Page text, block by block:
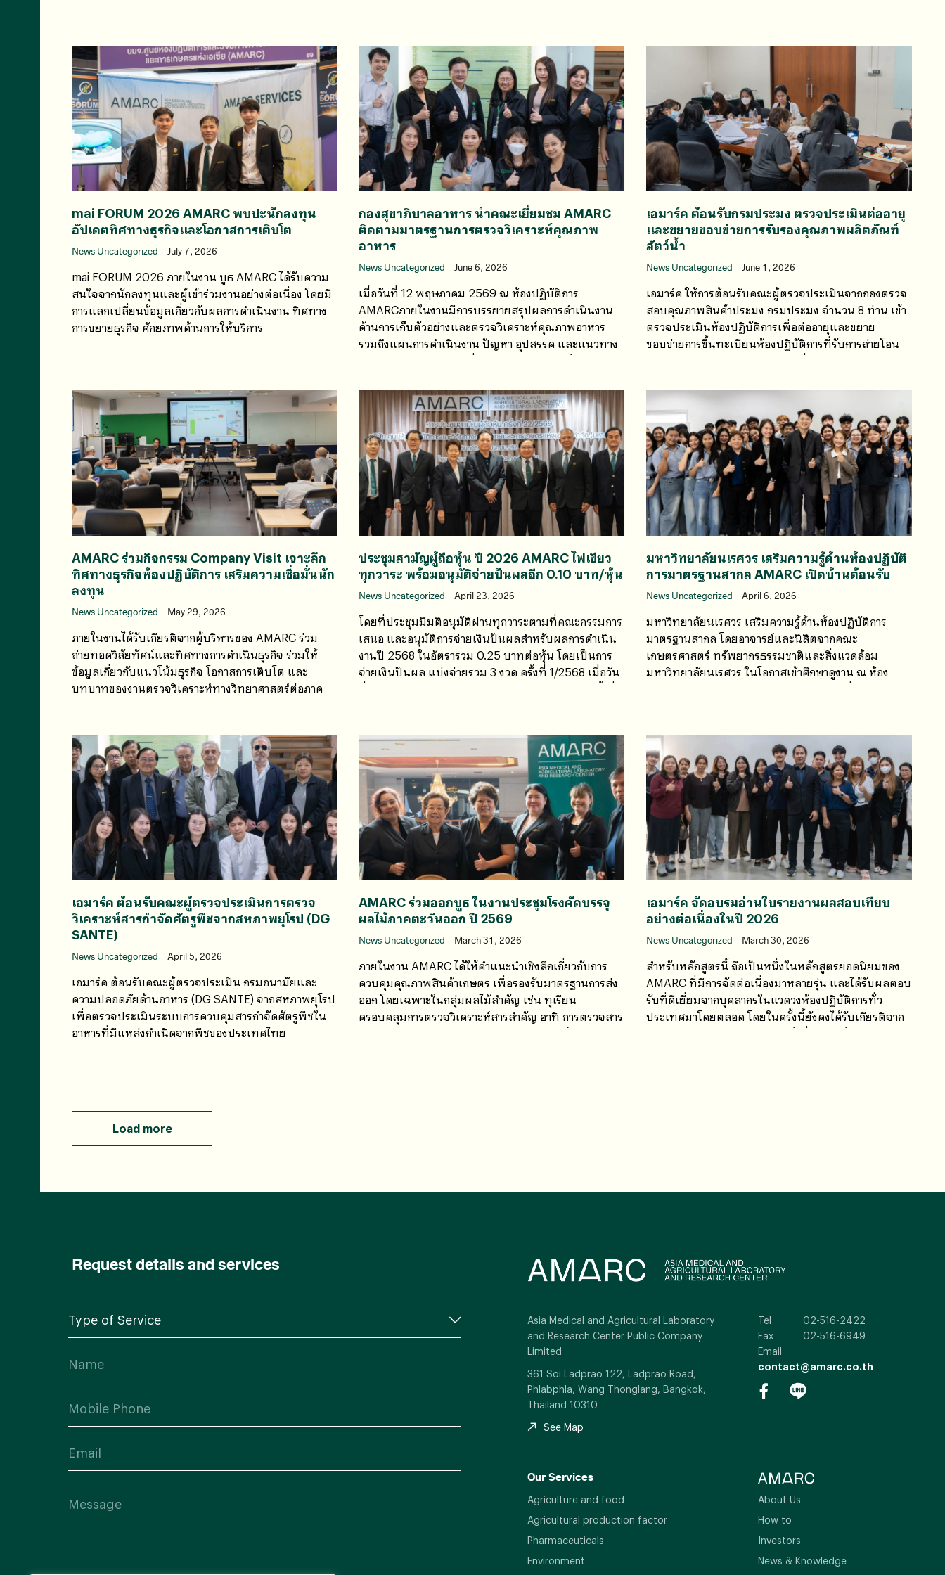
mai FORUM 2026 AMARC พบปะนักลงทุน
อัปเดตทิศทางธุรกิจและโอกาสการเติบโต
News Uncategorized July 7, 2026
mai FORUM 2026 ภายในงาน บูธ AMARC ได้รับความ
สนใจจากนักลงทุนและผู้เข้าร่วมงานอย่างต่อเนื่อง โดยมี
การแลกเปลี่ยนข้อมูลเกี่ยวกับผลการดำเนินงาน ทิศทาง
การขยายธุรกิจ ศักยภาพด้านการให้บริการ
กองสุขาภิบาลอาหาร นำคณะเยี่ยมชม AMARC
ติดตามมาตรฐานการตรวจวิเคราะห์คุณภาพ
อาหาร
News Uncategorized June 6, 2026
เมื่อวันที่ 12 พฤษภาคม 2569 ณ ห้องปฏิบัติการ
AMARCภายในงานมีการบรรยายสรุปผลการดำเนินงาน
ด้านการเก็บตัวอย่างและตรวจวิเคราะห์คุณภาพอาหาร
รวมถึงแผนการดำเนินงาน ปัญหา อุปสรรค และแนวทาง
การพัฒนางานร่วมกัน เพื่อยกระดับมาตรฐานด้านความ
เอมาร์ค ต้อนรับกรมประมง ตรวจประเมินต่ออายุ
และขยายขอบข่ายการรับรองคุณภาพผลิตภัณฑ์
สัตว์น้ำ
News Uncategorized June 1, 2026
เอมาร์ค ให้การต้อนรับคณะผู้ตรวจประเมินจากกองตรวจ
สอบคุณภาพสินค้าประมง กรมประมง จำนวน 8 ท่าน เข้า
ตรวจประเมินห้องปฏิบัติการเพื่อต่ออายุและขยาย
ขอบข่ายการขึ้นทะเบียนห้องปฏิบัติการที่รับการถ่ายโอน
ภารกิจจากกรมประมง ระหว่างวันที่ 7–8 พฤษภาคม
AMARC ร่วมกิจกรรม Company Visit เจาะลึก
ทิศทางธุรกิจห้องปฏิบัติการ เสริมความเชื่อมั่นนัก
ลงทุน
News Uncategorized May 29, 2026
ภายในงานได้รับเกียรติจากผู้บริหารของ AMARC ร่วม
ถ่ายทอดวิสัยทัศน์และทิศทางการดำเนินธุรกิจ ร่วมให้
ข้อมูลเกี่ยวกับแนวโน้มธุรกิจ โอกาสการเติบโต และ
บทบาทของงานตรวจวิเคราะห์ทางวิทยาศาสตร์ต่อภาค
ประชุมสามัญผู้ถือหุ้น ปี 2026 AMARC ไฟเขียว
ทุกวาระ พร้อมอนุมัติจ่ายปันผลอีก 0.10 บาท/หุ้น
News Uncategorized April 23, 2026
โดยที่ประชุมมีมติอนุมัติผ่านทุกวาระตามที่คณะกรรมการ
เสนอ และอนุมัติการจ่ายเงินปันผลสำหรับผลการดำเนิน
งานปี 2568 ในอัตรารวม 0.25 บาทต่อหุ้น โดยเป็นการ
จ่ายเงินปันผล แบ่งจ่ายรวม 3 งวด ครั้งที่ 1/2568 เมื่อวัน
ที่ 3 กันยายน 2568 ในอัตราหุ้นละ 0.10 บาท และครั้งที่
มหาวิทยาลัยนเรศวร เสริมความรู้ด้านห้องปฏิบัติ
การมาตรฐานสากล AMARC เปิดบ้านต้อนรับ
News Uncategorized April 6, 2026
มหาวิทยาลัยนเรศวร เสริมความรู้ด้านห้องปฏิบัติการ
มาตรฐานสากล โดยอาจารย์และนิสิตจากคณะ
เกษตรศาสตร์ ทรัพยากรธรรมชาติและสิ่งแวดล้อม
มหาวิทยาลัยนเรศวร ในโอกาสเข้าศึกษาดูงาน ณ ห้อง
ปฏิบัติการของบริษัทฯ เปิดโอกาสให้แลกเปลี่ยนความรู้กับ
เอมาร์ค ต้อนรับคณะผู้ตรวจประเมินการตรวจ
วิเคราะห์สารกำจัดศัตรูพืชจากสหภาพยุโรป (DG
SANTE)
News Uncategorized April 5, 2026
เอมาร์ค ต้อนรับคณะผู้ตรวจประเมิน กรมอนามัยและ
ความปลอดภัยด้านอาหาร (DG SANTE) จากสหภาพยุโรป
เพื่อตรวจประเมินระบบการควบคุมสารกำจัดศัตรูพืชใน
อาหารที่มีแหล่งกำเนิดจากพืชของประเทศไทย
AMARC ร่วมออกบูธ ในงานประชุมโรงคัดบรรจุ
ผลไม้ภาคตะวันออก ปี 2569
News Uncategorized March 31, 2026
ภายในงาน AMARC ได้ให้คำแนะนำเชิงลึกเกี่ยวกับการ
ควบคุมคุณภาพสินค้าเกษตร เพื่อรองรับมาตรฐานการส่ง
ออก โดยเฉพาะในกลุ่มผลไม้สำคัญ เช่น ทุเรียน
ครอบคลุมการตรวจวิเคราะห์สารสำคัญ อาทิ การตรวจสาร
Basic Yellow 2 (BY2), Cadmium (Cd), สารป้องกัน
เอมาร์ค จัดอบรมอ่านใบรายงานผลสอบเทียบ
อย่างต่อเนื่องในปี 2026
News Uncategorized March 30, 2026
สำหรับหลักสูตรนี้ ถือเป็นหนึ่งในหลักสูตรยอดนิยมของ
AMARC ที่มีการจัดต่อเนื่องมาหลายรุ่น และได้รับผลตอบ
รับที่ดีเยี่ยมจากบุคลากรในแวดวงห้องปฏิบัติการทั่ว
ประเทศมาโดยตลอด โดยในครั้งนี้ยังคงได้รับเกียรติจาก
คุณสมชาย เนียมพันธ์ วิทยากรผู้เชี่ยวชาญด้านงานสอบ
Load more
Request details and services
Asia Medical and Agricultural Laboratory
and Research Center Public Company
Limited
361 Soi Ladprao 122, Ladprao Road,
Phlabphla, Wang Thonglang, Bangkok,
Thailand 10310
See Map
Tel
02-516-2422
Fax
02-516-6949
Email
contact@amarc.co.th
Our Services
Agriculture and food
Agricultural production factor
Pharmaceuticals
Environment
About Us
How to
Investors
News & Knowledge